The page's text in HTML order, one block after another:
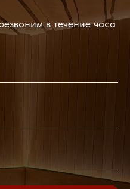
в течение часа